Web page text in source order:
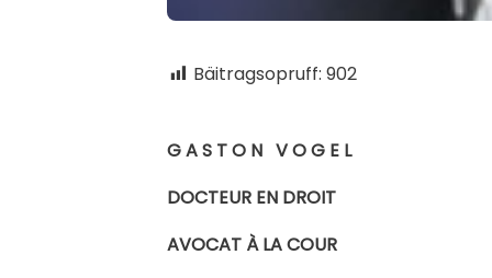
Bäitragsopruff: 902
G A S T O N V O G
DOCTEUR EN
AVOCAT À LA COUR